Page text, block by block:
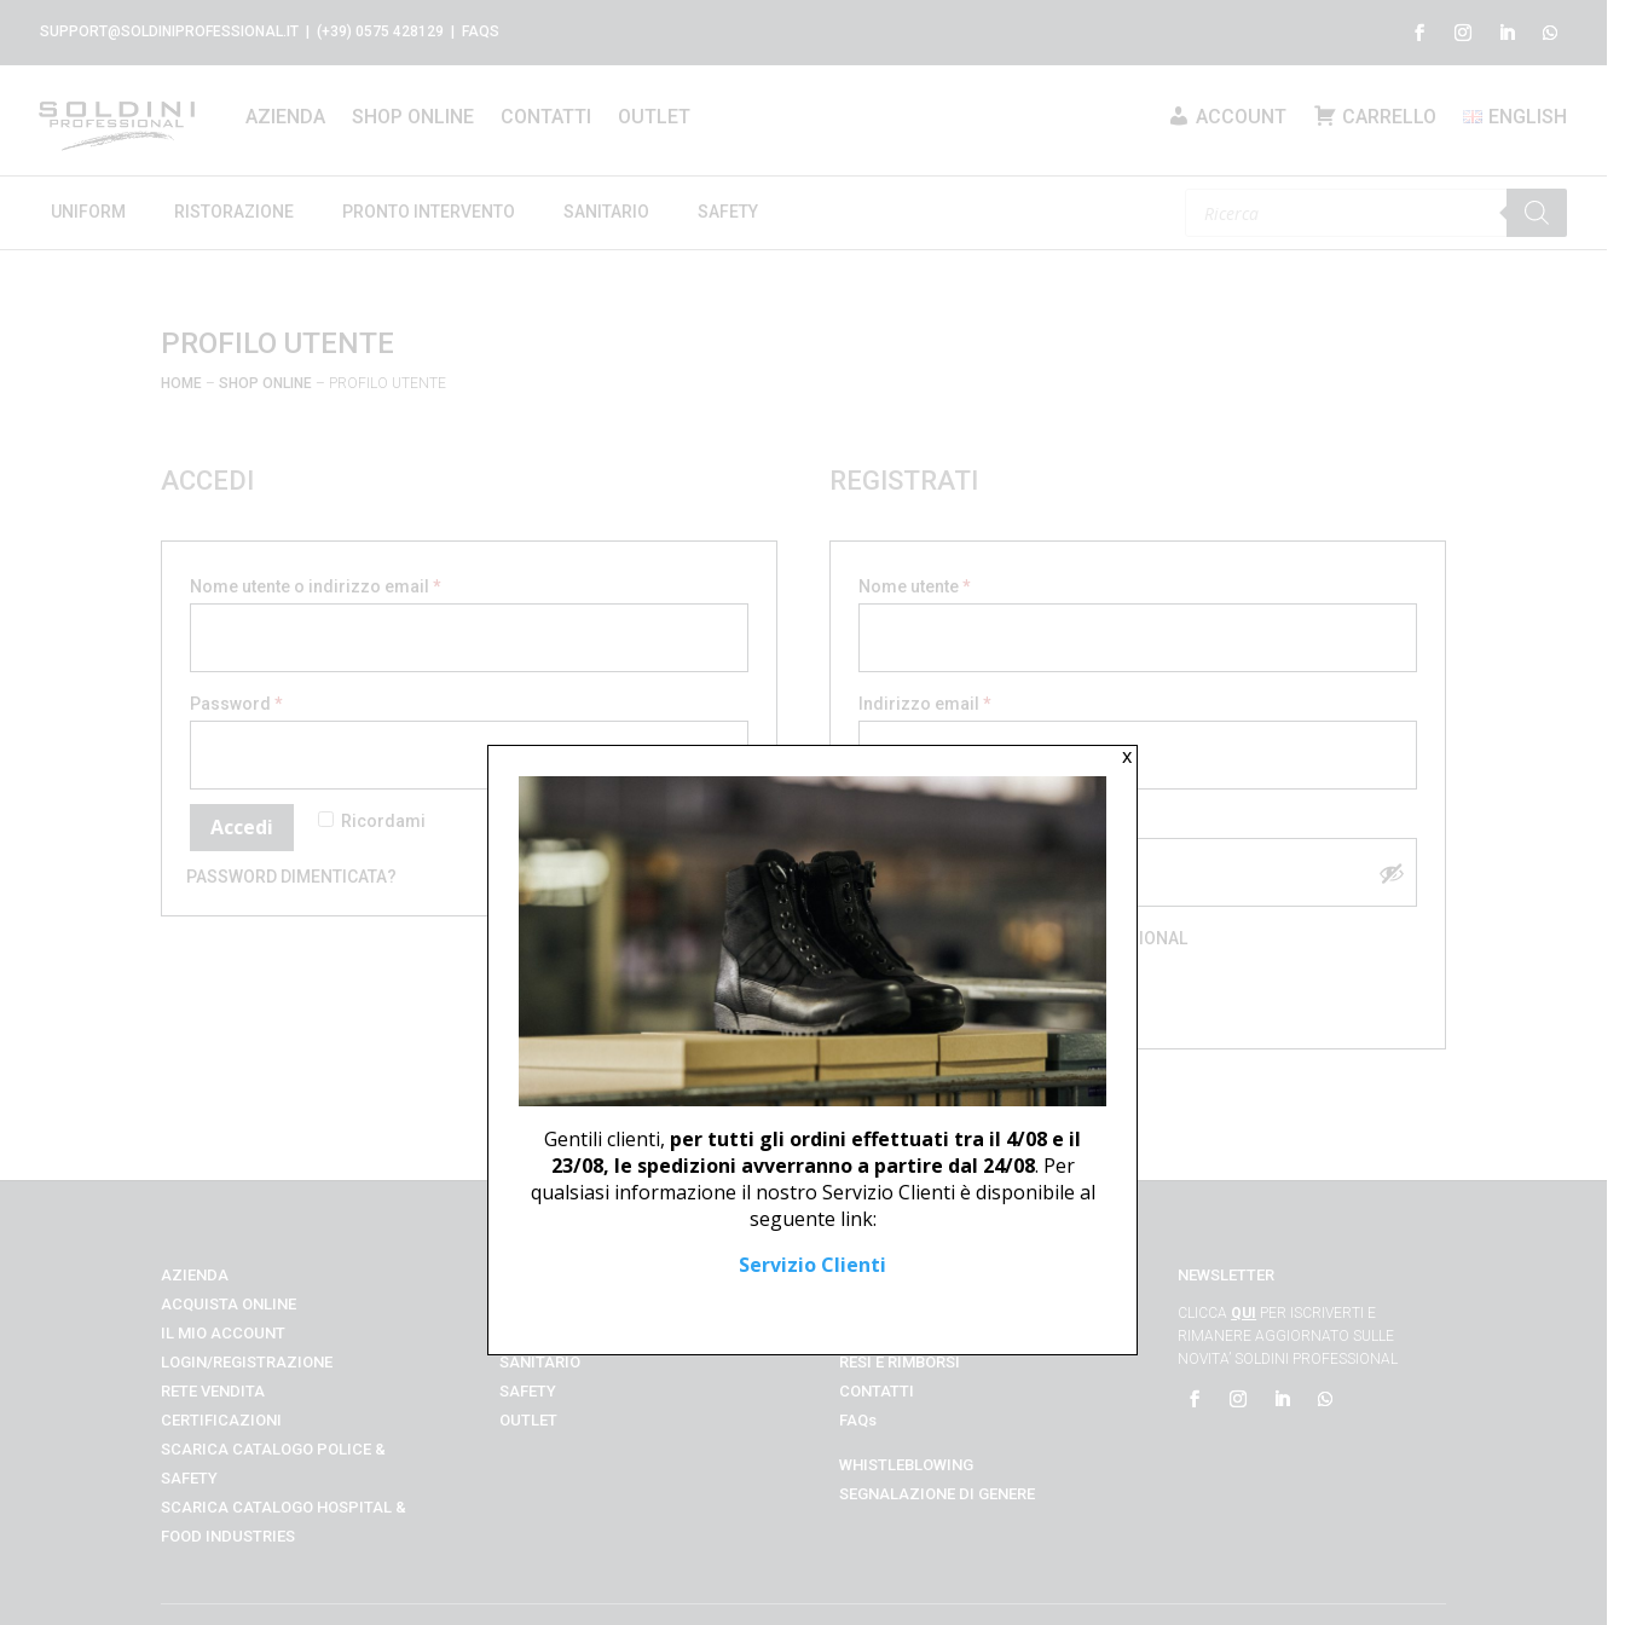
SUPPORT@SOLDINIPROFESSIONAL.IT | (+39) 0575 428129 | FAQS
AZIENDA SHOP ONLINE CONTATTI OUTLET ACCOUNT CARRELLO ENGLISH
UNIFORM RISTORAZIONE PRONTO INTERVENTO SANITARIO SAFETY
PROFILO UTENTE
HOME – SHOP ONLINE – PROFILO UTENTE
ACCEDI
Nome utente o indirizzo email *Richiesto
Password *Richiesto
Ricordami
Accedi
PASSWORD DIMENTICATA?
REGISTRATI
Nome utente*Richiesto
Indirizzo email *Richiesto
NEWSLETTER SOLDINI PROFESSIONAL
Registrati
AZIENDA
ACQUISTA ONLINE
IL MIO ACCOUNT
LOGIN/REGISTRAZIONE
RETE VENDITA
CERTIFICAZIONI
SCARICA CATALOGO POLICE &
SAFETY
SCARICA CATALOGO HOSPITAL &
FOOD INDUSTRIES
SANITARIO
SAFETY
OUTLET
TERMINI GENERALI
RESI E RIMBORSI
CONTATTI
FAQs
WHISTLEBLOWING
SEGNALAZIONE DI GENERE
NEWSLETTER
CLICCA QUI
PER ISCRIVERTI E
RIMANERE AGGIORNATO SULLE
NOVITA’ SOLDINI PROFESSIONAL
Gentili clienti, per tutti gli ordini effettuati tra il 4/08 e il
23/08, le spedizioni avverranno a partire dal 24/08. Per
qualsiasi informazione il nostro Servizio Clienti è disponibile al
seguente link:
Servizio Clienti
x